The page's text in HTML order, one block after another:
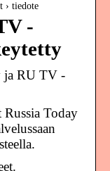
› tiedote
-
ja RU TV -
Today